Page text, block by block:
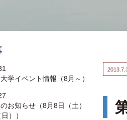
2013.
学イベント情報（8月～）
お知らせ（8月8日（土）
））